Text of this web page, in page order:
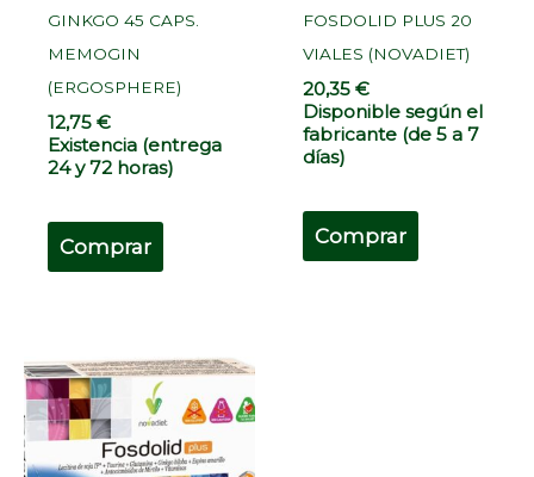
GINKGO 45 CAPS.
MEMOGIN
(ERGOSPHERE)
12,75€
Existencia (entrega
24 y 72 horas)
Comprar
FOSDOLID PLUS 20
VIALES (NOVADIET)
20,35€
Disponible según el
fabricante (de 5 a 7
días)
Comprar